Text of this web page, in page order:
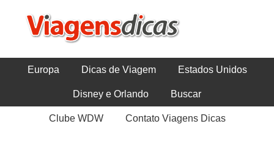
Europa Dicas de Viagem Estados Unidos
Disney e Orlando Buscar
Clube WDW Contato Viagens Dicas